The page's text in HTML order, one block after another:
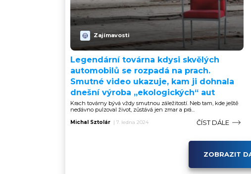
Zajímavosti
Legendární továrna kdysi skvělých
automobilů se rozpadá na prach.
Smutné video ukazuje, kam ji dohnala
dnešní výroba „ekologických“ aut
Krach továrny bývá vždy smutnou záležitostí. Neb tam, kde ještě
nedávno pulzoval život, zůstává jen zmar a prá...
Michal Sztolár | 7. ledna 2024 ČÍST DÁLE
ZOBRAZIT